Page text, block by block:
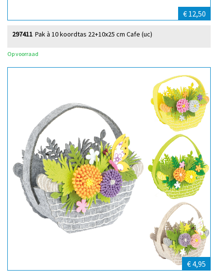
€ 12,50
Pak à 10 koordtas 22+10x25 cm Cafe (uc)
297411
Op voorraad
€ 4,95